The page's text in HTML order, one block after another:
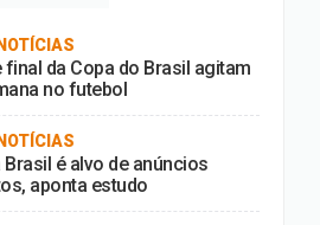
final da Copa do Brasil agitam
no futebol
é alvo de anúncios
aponta estudo